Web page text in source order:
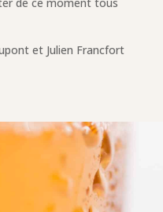
et Julien Francfort